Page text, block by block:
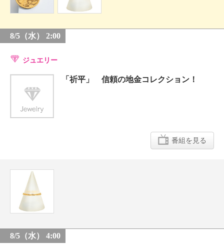
8/5（水） 2:00
ジュエリー
「祈平」 信頼の地金コレクション！
番組を見る
8/5（水） 4:00